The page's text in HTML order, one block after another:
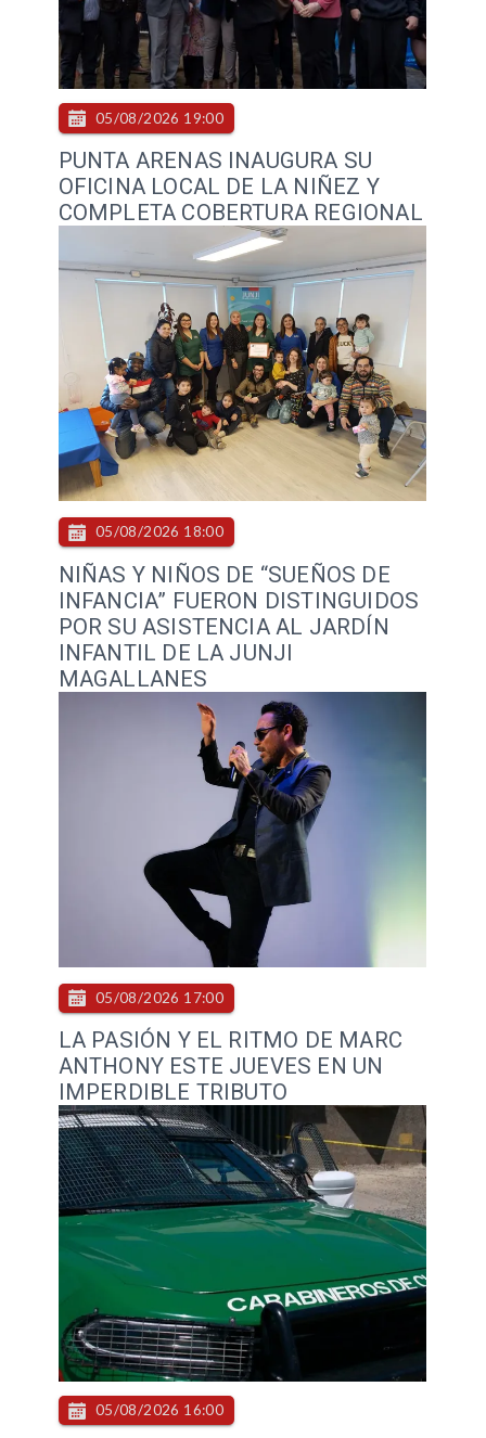
PUNTA ARENAS INAUGURA SU
OFICINA LOCAL DE LA NIÑEZ Y
COMPLETA COBERTURA REGIONAL
05/08/2026 19:00
NIÑAS Y NIÑOS DE “SUEÑOS DE
INFANCIA” FUERON DISTINGUIDOS
POR SU ASISTENCIA AL JARDÍN
INFANTIL DE LA JUNJI
MAGALLANES
05/08/2026 18:00
LA PASIÓN Y EL RITMO DE MARC
ANTHONY ESTE JUEVES EN UN
IMPERDIBLE TRIBUTO
05/08/2026 17:00
05/08/2026 16:00